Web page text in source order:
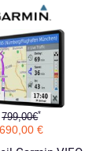
799,00€*
690,00 €